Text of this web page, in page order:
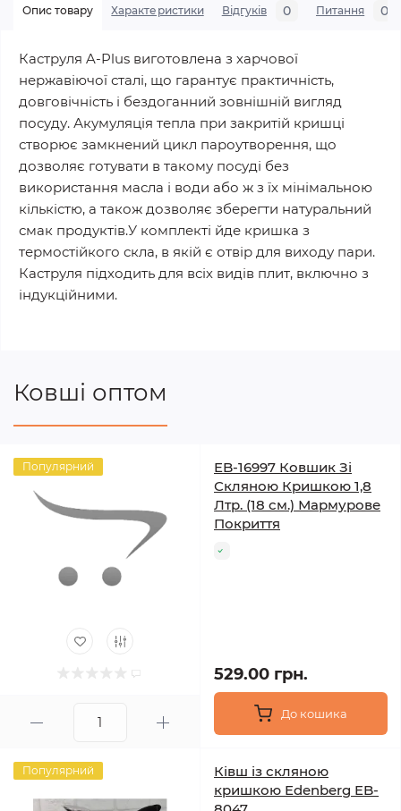
Опис товару Характеристики Відгуків 0 Питання 0
Каструля A-Plus виготовлена з харчової
нержавіючої сталі, що гарантує практичність,
довговічність і бездоганний зовнішній вигляд
посуду. Акумуляція тепла при закритій кришці
створює замкнений цикл пароутворення, що
дозволяє готувати в такому посуді без
використання масла і води або ж з їх мінімальною
кількістю, а також дозволяє зберегти натуральний
смак продуктів.У комплекті йде кришка з
термостійкого скла, в якій є отвір для виходу пари.
Каструля підходить для всіх видів плит, включно з
індукційними.
Ковші оптом
Популярний
EB-16997 Ковшик Зі
Скляною Кришкою 1,8
Лтр. (18 см.) Мармурове
Покриття
529.00 грн.
До кошика
Популярний
Ківш із скляною
кришкою Edenberg EB-